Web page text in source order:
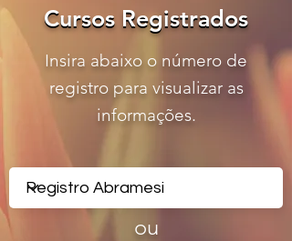
Cursos Registrados
Cursos Registrados
Insira abaixo o número de
registro para visualizar as
informações.
ou